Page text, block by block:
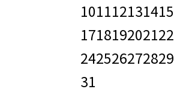
101112131415
171819202122
242526272829
31